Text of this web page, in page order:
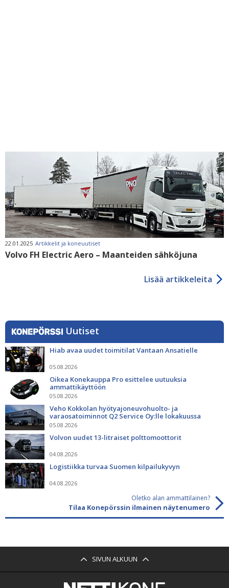
22.01.2025 Artikkelit ja koneuutiset
Volvo FH Electric Aero – Maanteiden sähköjuna
Lisää artikkeleita
Uutiset
Hiab avaa uudet toimitilat Vantaan Ansatielle
05.08.2026
Oikea Konekauppa Pro esittelee uutuuksia
ammattikäyttöön
05.08.2026
Veho Kokkolan hyötyajoneuvohuolto- ja
varaosatoiminnot Q2 Service Oy:lle lokakuussa
05.08.2026
Volvon uudet 13-litraiset polttomoottorit
04.08.2026
Logistiikka turvaa Suomen kilpailukyvyn
04.08.2026
Oletko alan ammattilainen?
Tilaa Konepörssin ilmainen näytenumero
SIVUN ALKUUN